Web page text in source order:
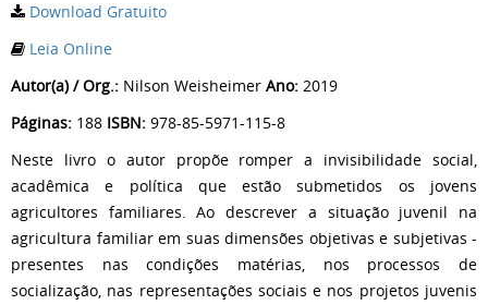
Download Gratuito
Leia Online
Autor(a) / Org.: Nilson Weisheimer Ano: 2019
Páginas: 188 ISBN: 978-85-5971-115-8
Neste livro o autor propõe romper a invisibilidade social,
acadêmica e política que estão submetidos os jovens
agricultores familiares. Ao descrever a situação juvenil na
agricultura familiar em suas dimensões objetivas e subjetivas -
presentes nas condições matérias, nos processos de
socialização, nas representações sociais e nos projetos juvenis